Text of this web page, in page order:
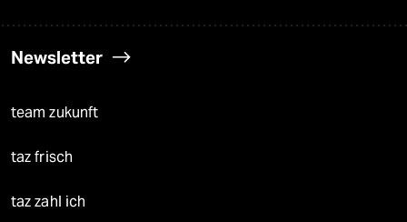
Newsletter
team zukunft
taz frisch
taz zahl ich